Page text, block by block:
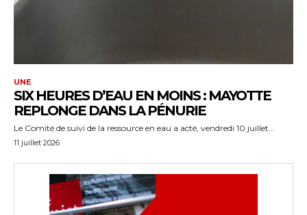
UNE
SIX HEURES D’EAU EN MOINS : MAYOTTE
REPLONGE DANS LA PÉNURIE
Le Comité de suivi de la ressource en eau a acté, vendredi 10 juillet...
11 juillet 2026